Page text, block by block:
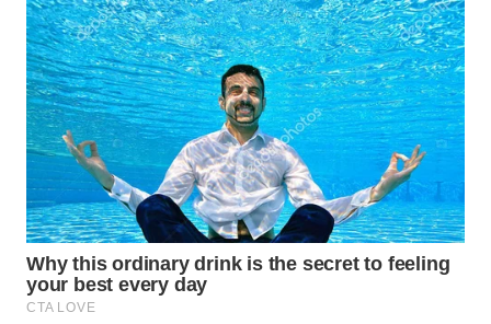
WN
KUNINGAN
WN
MAJALENGKA
WN
SUBANG
WN
SUKABUMI